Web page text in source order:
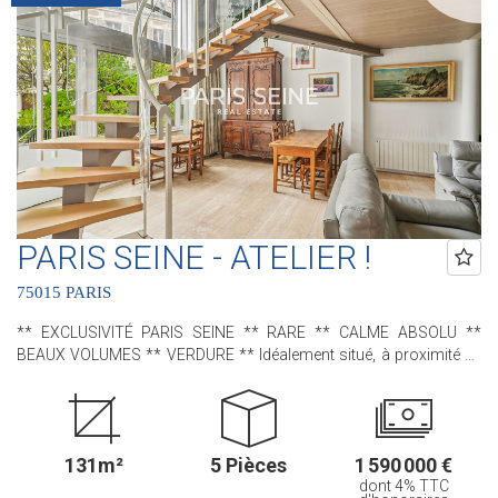
accessible par un escalier intérieur : trois chambres , deux salles
de bains avec leur propre water-closet et de nombreux
rangements. Une cave en sous-sol complète ce bien. Contactez
nous pour plus de renseignements ! .............................................. Le
Groupe PARIS SEINE, c'est 5 Agences au Coeur de Paris !! et 3
Agences dans le 6ème arrondissement : Agence Cherche-Midi - 59
rue du Cherche-Midi - PARIS 6 Agence Sèvres/Vaneau - 85 rue de
Sèvres - PARIS 6 Agence Rennes/Saint-Germain - 83 rue de Rennes
- PARIS 6 (ACHAT - VENTE - LOCATION - GESTION - SUCCESSION -
ÉVALUATION OFFERTE SOUS 24 H).
PARIS SEINE - ATELIER !
75015 PARIS
** EXCLUSIVITÉ PARIS SEINE ** RARE ** CALME ABSOLU **
BEAUX VOLUMES ** VERDURE ** Idéalement situé, à proximité de
plaisir de vous proposer, cet appartement - ancien atelier d'artiste -
situé au sein de la charmante Villa Gabriel ; une très jolie
copropriété, sécurisée avec gardien, qui bénéficie d'une allée privée,
pavée et arborée. Dès l'entrée, une sensation d'espace opère grâce
à ses beaux volumes, sa mezzanine, sa très grande baie vitrée
131m² 5 Pièces 1 590 000 €
dont 4% TTC